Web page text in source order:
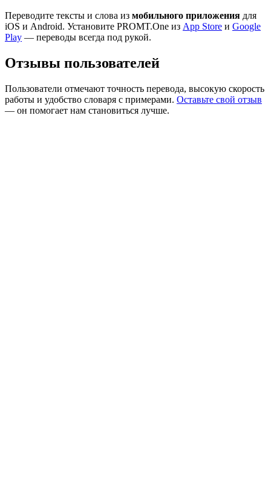
Переводите тексты и слова из мобильного приложения для
iOS и Android. Установите PROMT.One из App Store и Google
Play — переводы всегда под рукой.
Отзывы пользователей
Пользователи отмечают точность перевода, высокую скорость
работы и удобство словаря с примерами. Оставьте свой отзыв
— он помогает нам становиться лучше.